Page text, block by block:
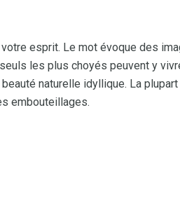
esprit. Le mot évoque des
les plus choyés peuvent y
naturelle idyllique. La
embouteillages.